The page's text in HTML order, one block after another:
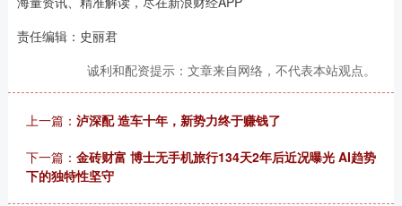
责任编辑：史丽君
诚利和配资提示：文章来自网络，不代表本站观点。
上一篇： 泸深配 造车十年，新势力终于赚钱了
下一篇： 金砖财富 博士无手机旅行134天2年后近况曝光 AI趋势
下的独特性坚守